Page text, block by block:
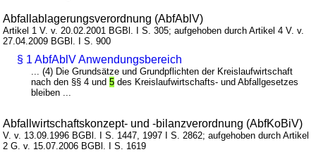
Abfallablagerungsverordnung (AbfAblV)
Artikel 1 V. v. 20.02.2001 BGBl. I S. 305; aufgehoben durch Artikel 4 V. v.
27.04.2009 BGBl. I S. 900
§ 1 AbfAblV Anwendungsbereich
... (4) Die Grundsätze und Grundpflichten der Kreislaufwirtschaft
nach den §§ 4 und5 des Kreislaufwirtschafts- und Abfallgesetzes
bleiben ...
Abfallwirtschaftskonzept- und -bilanzverordnung (AbfKoBiV)
V. v. 13.09.1996 BGBl. I S. 1447, 1997 I S. 2862; aufgehoben durch Artikel
2 G. v. 15.07.2006 BGBl. I S. 1619